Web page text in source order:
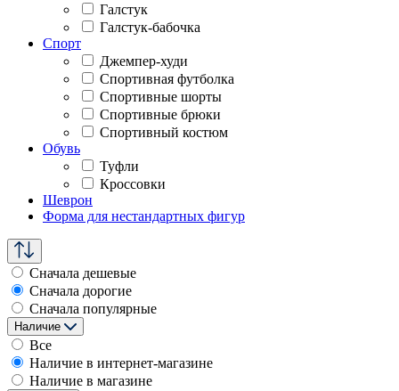
Галстук
Галстук-бабочка
Спорт
Джемпер-худи
Спортивная футболка
Спортивные шорты
Спортивные брюки
Спортивный костюм
Обувь
Туфли
Кроссовки
Шеврон
Форма для нестандартных фигур
Сначала дешевые
Сначала дорогие
Сначала популярные
Наличие
Все
Наличие в интернет-магазине
Наличие в магазине